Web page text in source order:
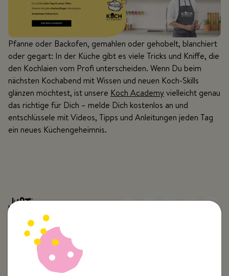
Pfanne oder Backofen, gemahlen oder gehobelt, blanchiert
oder gegart: In der Küche gibt es viele Tricks und Kniffe, die
den Kochlaien vom Profi unterscheiden. Wenn Du beim
nächsten Kochabend mit Wissen und neuen Koch-Skills
glänzen möchtest, ist unsere Koch Academyvielleicht genau
das richtige für Dich – melde Dich kostenlos an und
entschlüssele mit Videos, Tipps und Anleitungen jeden Tag
ein neues Küchengeheimnis.
Top Kategorien